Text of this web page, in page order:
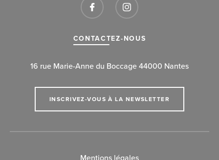
CONTACTEZ-NOUS
16 rue Marie-Anne du Boccage 44000 Nantes
INSCRIVEZ-VOUS À LA NEWSLETTER